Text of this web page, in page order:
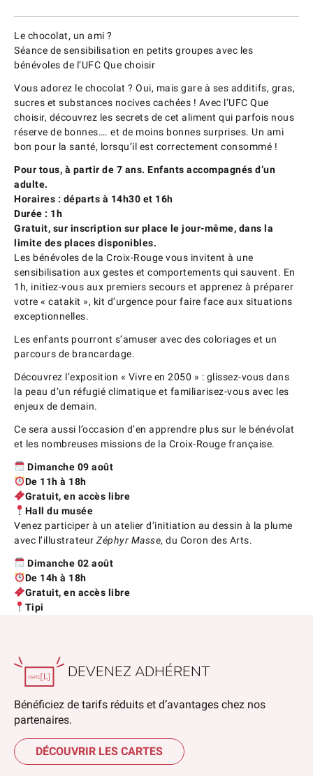
Le chocolat, un ami ?
Séance de sensibilisation en petits groupes avec les
bénévoles de l’UFC Que choisir
Vous adorez le chocolat ? Oui, mais gare à ses additifs, gras,
sucres et substances nocives cachées ! Avec l’UFC Que
choisir, découvrez les secrets de cet aliment qui parfois nous
réserve de bonnes…. et de moins bonnes surprises. Un ami
bon pour la santé, lorsqu’il est correctement consommé !
Pour tous, à partir de 7 ans. Enfants accompagnés d’un
adulte.
Horaires : départs à 14h30 et 16h
Durée : 1h
Gratuit, sur inscription sur place le jour-même, dans la
limite des places disponibles.
Les bénévoles de la Croix-Rouge vous invitent à une
sensibilisation aux gestes et comportements qui sauvent. En
1h, initiez-vous aux premiers secours et apprenez à préparer
votre « catakit », kit d’urgence pour faire face aux situations
exceptionnelles.
Les enfants pourront s’amuser avec des coloriages et un
parcours de brancardage.
Découvrez l’exposition « Vivre en 2050 » : glissez-vous dans
la peau d’un réfugié climatique et familiarisez-vous avec les
enjeux de demain.
Ce sera aussi l’occasion d’en apprendre plus sur le bénévolat
et les nombreuses missions de la Croix-Rouge française.
Dimanche 09 août
De 11h à 18h
Gratuit, en accès libre
Hall du musée
Venez participer à un atelier d’initiation au dessin à la plume
avec l’illustrateur Zéphyr Masse, du Coron des Arts.
Dimanche 02 août
De 14h à 18h
Gratuit, en accès libre
Tipi
DEVENEZ ADHÉRENT
Bénéficiez de tarifs réduits et d’avantages chez nos
partenaires.
DÉCOUVRIR LES CARTES